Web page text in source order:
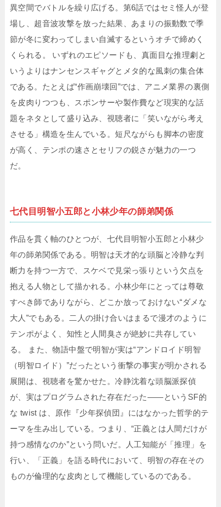
異空間でバトルを繰り広げる。第6話ではセミ怪人が登
場し、超音波攻撃を放った結果、あまりの振動数で季
節が冬に変わってしまい自滅するというオチで締めく
くられる。 いずれのエピソードも、真面目な推理劇と
いうよりはナンセンスギャグとメタ的な風刺の集合体
である。たとえば“作画崩壊回”では、アニメ業界の裏側
を皮肉りつつも、スポンサーや製作費など現実的な話
題をネタとして盛り込み、視聴者に「笑いながら考え
させる」構造を生んでいる。短尺ながらも脚本の密度
が高く、テンポの速さとセリフの鋭さが魅力の一つ
だ。
七代目明智小五郎と小林少年の師弟関係
作品を貫く軸のひとつが、七代目明智小五郎と小林少
年の師弟関係である。明智は天才的な頭脳と冷静な判
断力を持つ一方で、スケベで見栄っ張りという欠点を
抱える人物として描かれる。小林少年にとっては尊敬
すべき師でありながら、どこか放っておけない“ダメな
大人”でもある。二人の掛け合いはまるで漫才のように
テンポがよく、知性と人間臭さが絶妙に共存してい
る。 また、物語中盤で明智が実は“アンドロイド明智
（明智ロイド）”だったという衝撃の事実が明かされる
展開は、視聴者を驚かせた。冷静沈着な頭脳派探偵
が、実はプログラムされた存在だった――というSF的
な twist は、原作『少年探偵団』にはなかった哲学的テ
ーマを生み出している。つまり、“正義とは人間だけが
持つ感情なのか”という問いだ。人工知能が「推理」を
行い、「正義」を語る時代において、明智の存在その
ものが倫理的な皮肉として機能しているのである。